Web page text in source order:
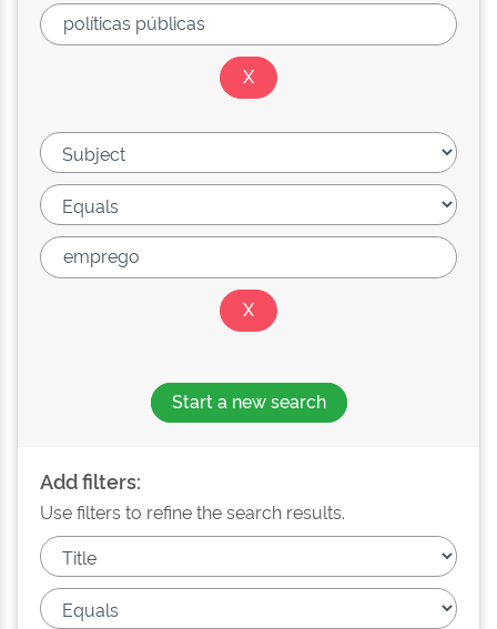
Start a new search
Add filters:
Use filters to refine the search results.